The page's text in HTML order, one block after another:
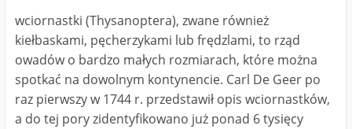
wciornastki (Thysanoptera), zwane również
kiełbaskami, pęcherzykami lub frędzlami, to rząd
owadów o bardzo małych rozmiarach, które można
spotkać na dowolnym kontynencie. Carl De Geer po
raz pierwszy w 1744 r. przedstawił opis wciornastków,
a do tej pory zidentyfikowano już ponad 6 tysięcy